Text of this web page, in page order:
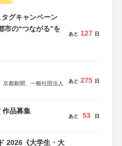
グキャンペーン
市の“つながる”を
あと 127 日
都新聞、一般社団法人
舎、講談社、光文社、
淡交社、ちいさいミシ
究所、双葉社、文藝春
あと 275 日
作品募集
あと 53 日
2026《大学生・大